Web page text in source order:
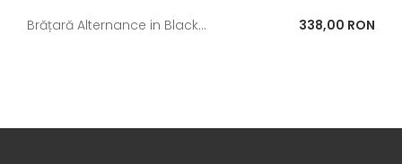
Brățară Alternance in Black... Pret
338,00 RON